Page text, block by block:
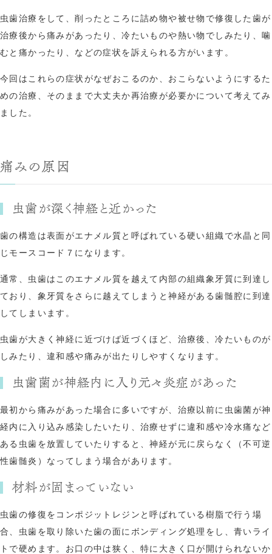
虫歯治療をして、削ったところに詰め物や被せ物で修復した歯が
治療後から痛みがあったり、冷たいものや熱い物でしみたり、噛
むと痛かったり、などの症状を訴えられる方がいます。
今回はこれらの症状がなぜおこるのか、おこらないようにするた
めの治療、そのままで大丈夫か再治療が必要かについて考えてみ
ました。
痛みの原因
虫歯が深く神経と近かった
歯の構造は表面がエナメル質と呼ばれている硬い組織で水晶と同
じモースコード７になります。
通常、虫歯はこのエナメル質を越えて内部の組織象牙質に到達し
ており、象牙質をさらに越えてしまうと神経がある歯髄腔に到達
してしまいます。
虫歯が大きく神経に近づけば近づくほど、治療後、冷たいものが
しみたり、違和感や痛みが出たりしやすくなります。
虫歯菌が神経内に入り元々炎症があった
最初から痛みがあった場合に多いですが、治療以前に虫歯菌が神
経内に入り込み感染したいたり、治療せずに違和感や冷水痛など
ある虫歯を放置していたりすると、神経が元に戻らなく（不可逆
性歯髄炎）なってしまう場合があります。
材料が固まっていない
虫歯の修復をコンポジットレジンと呼ばれている樹脂で行う場
合、虫歯を取り除いた歯の面にボンディング処理をし、青いライ
トで硬めます。お口の中は狭く、特に大きく口が開けられないか